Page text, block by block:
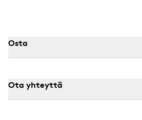
Osta
Ota yhteyttä